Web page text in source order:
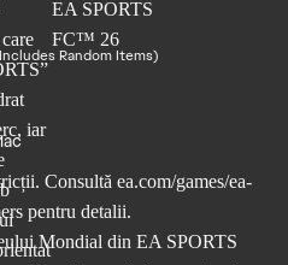
Random Items)
Consultă ea.com/games/ea-
pentru detalii.
Mondial din EA SPORTS